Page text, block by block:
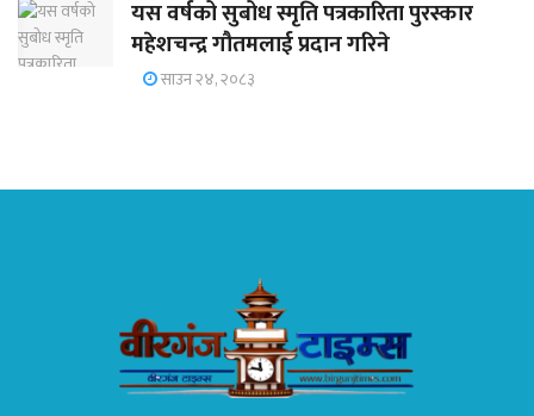
यस वर्षको सुबोध स्मृति पत्रकारिता पुरस्कार
महेशचन्द्र गौतमलाई प्रदान गरिने
साउन २४, २०८३